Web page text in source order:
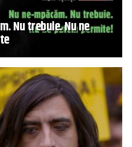
Nu trebuie. Nu ne